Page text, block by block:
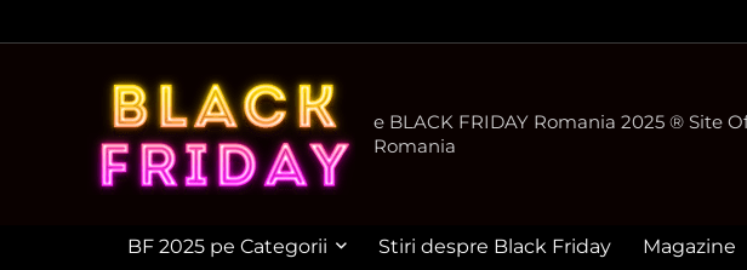
e BLACK FRIDAY Romania 2025 ® Site
Romania
BF 2025 pe Categorii Stiri despre Black Friday Magazine